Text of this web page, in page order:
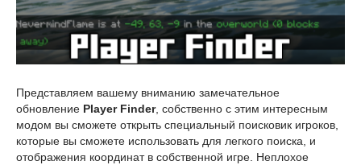
Представляем вашему вниманию замечательное
обновление Player Finder, собственно с этим интересным
модом вы сможете открыть специальный поисковик игроков,
которые вы сможете использовать для легкого поиска, и
отображения координат в собственной игре. Неплохое